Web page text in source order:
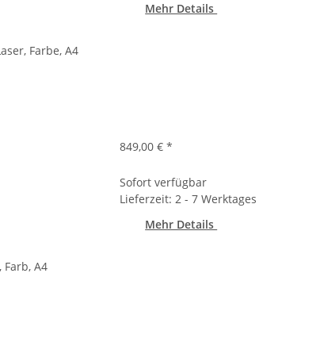
Mehr Details
Farbe, A4
849,00 €*
Sofort verfügbar
Lieferzeit: 2 - 7 Werktages
Mehr Details
A4